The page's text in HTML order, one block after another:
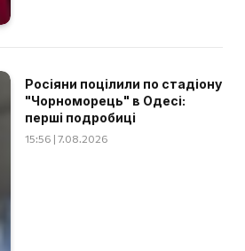
Росіяни поцілили по стадіону
"Чорноморець" в Одесі:
перші подробиці
15:56 | 7.08.2026